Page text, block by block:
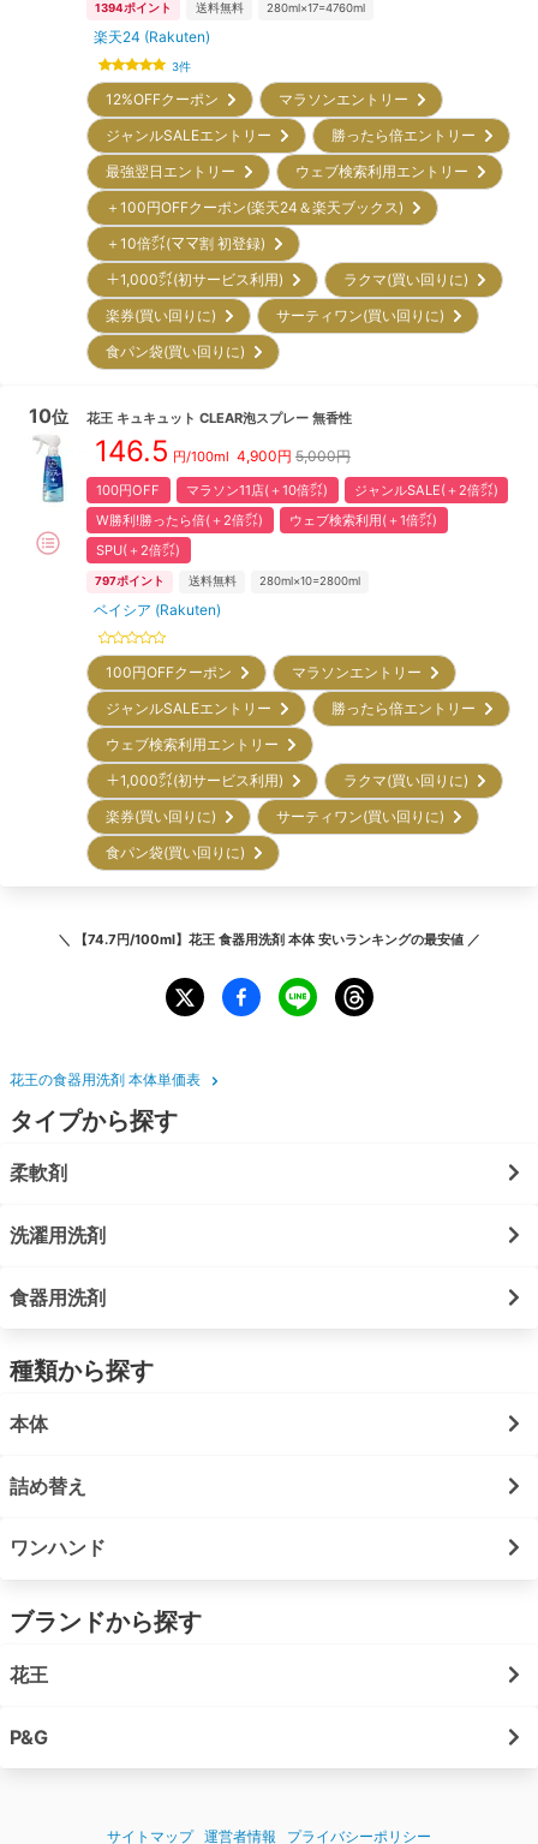
1394ポイント 送料無料 280ml×17=4760ml
楽天24 (Rakuten)
3件
12%OFFクーポン
マラソンエントリー
ジャンルSALEエントリー
勝ったら倍エントリー
最強翌日エントリー
ウェブ検索利用エントリー
＋100円OFFクーポン(楽天24＆楽天ブックス)
＋10倍㌽(ママ割 初登録)
＋1,000㌽(初サービス利用)
ラクマ(買い回りに)
楽券(買い回りに)
サーティワン(買い回りに)
食パン袋(買い回りに)
10位 花王 キュキュット CLEAR泡スプレー 無香性
146.5 円/100ml 4,900円 5,000円
100円OFF マラソン11店(＋10倍㌽)
ジャンルSALE(＋2倍㌽)
W勝利!勝ったら倍(＋2倍㌽)
ウェブ検索利用(＋1倍㌽)
SPU(＋2倍㌽)
797ポイント 送料無料 280ml×10=2800ml
ベイシア (Rakuten)
100円OFFクーポン
マラソンエントリー
ジャンルSALEエントリー
勝ったら倍エントリー
ウェブ検索利用エントリー
＋1,000㌽(初サービス利用)
ラクマ(買い回りに)
楽券(買い回りに)
サーティワン(買い回りに)
食パン袋(買い回りに)
＼ 【74.7円/100ml】花王 食器用洗剤 本体 安いランキングの最安値 ／
花王の食器用洗剤 本体単価表
タイプから探す
柔軟剤
洗濯用洗剤
食器用洗剤
種類から探す
本体
詰め替え
ワンハンド
ブランドから探す
花王
P&G
サイトマップ 運営者情報 プライバシーポリシー